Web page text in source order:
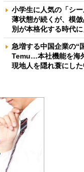
小学生に人気の「シ
薄状態が続くが、模
別が本格化する時代に
急増する中国企業の“
Temu…本社機能を海
現地人を隠れ蓑にし